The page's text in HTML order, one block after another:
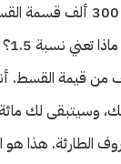
من قيمة القسط.
وسيتبقى لك
الطارئة. هذا هو